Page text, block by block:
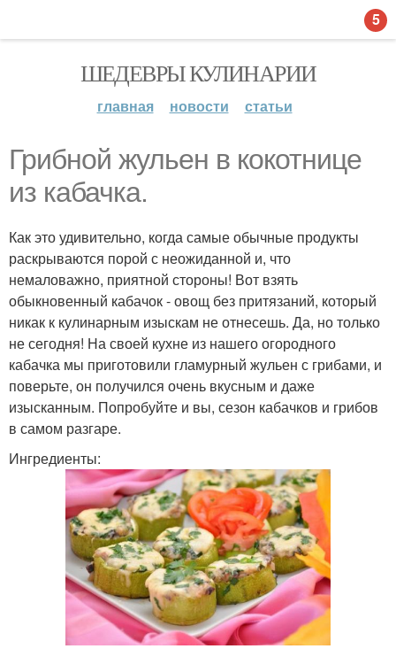
ШЕДЕВРЫ КУЛИНАРИИ
главная новости статьи
Грибной жульен в кокотнице
из кабачка.
Как это удивительно, когда самые обычные продукты
раскрываются порой с неожиданной и, что
немаловажно, приятной стороны! Вот взять
обыкновенный кабачок - овощ без притязаний, который
никак к кулинарным изыскам не отнесешь. Да, но только
не сегодня! На своей кухне из нашего огородного
кабачка мы приготовили гламурный жульен с грибами, и
поверьте, он получился очень вкусным и даже
изысканным. Попробуйте и вы, сезон кабачков и грибов
в самом разгаре.
Ингредиенты:
5